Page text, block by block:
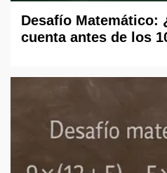
Desafío Matemático:
cuenta antes de los